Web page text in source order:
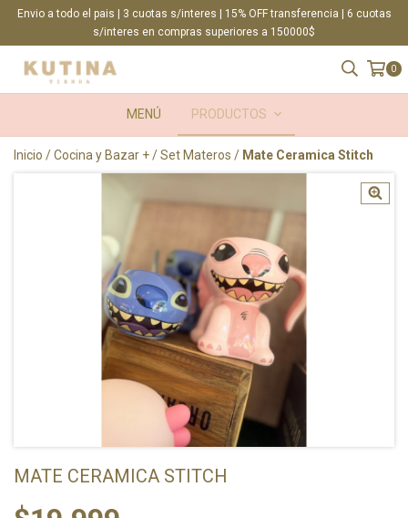
Envio a todo el pais | 3 cuotas s/interes | 15% OFF transferencia | 6 cuotas
s/interes en compras superiores a 150000$
0
MENÚ PRODUCTOS
Inicio /Cocina y Bazar +/Set Materos / Mate Ceramica Stitch
MATE CERAMICA STITCH